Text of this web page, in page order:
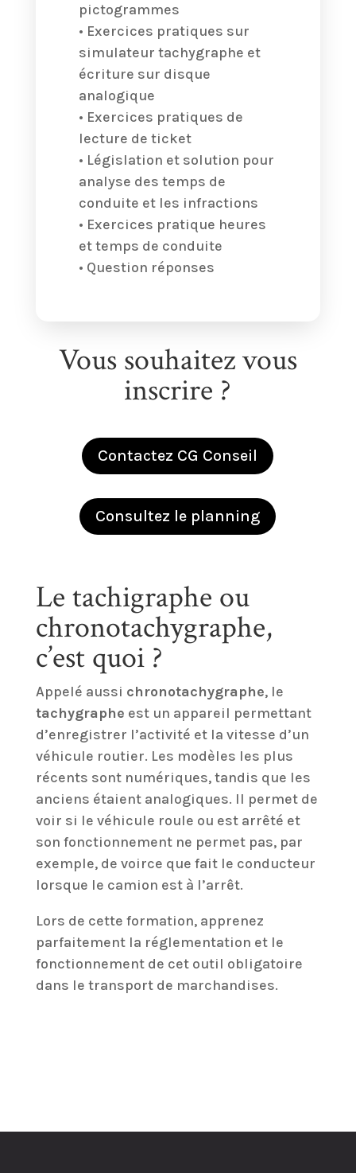
pictogrammes
• Exercices pratiques sur
simulateur tachygraphe et
écriture sur disque
analogique
• Exercices pratiques de
lecture de ticket
• Législation et solution pour
analyse des temps de
conduite et les infractions
• Exercices pratique heures
et temps de conduite
• Question réponses
Vous souhaitez vous
inscrire ?
Contactez CG Conseil
Consultez le planning
Le tachigraphe ou
chronotachygraphe,
c’est quoi ?
Appelé aussi chronotachygraphe, le
tachygraphe est un appareil permettant
d’enregistrer l’activité et la vitesse d’un
véhicule routier. Les modèles les plus
récents sont numériques, tandis que les
anciens étaient analogiques. Il permet de
voir si le véhicule roule ou est arrêté et
son fonctionnement ne permet pas, par
exemple, de voirce que fait le conducteur
lorsque le camion est à l’arrêt.
Lors de cette formation, apprenez
parfaitement la réglementation et le
fonctionnement de cet outil obligatoire
dans le transport de marchandises.